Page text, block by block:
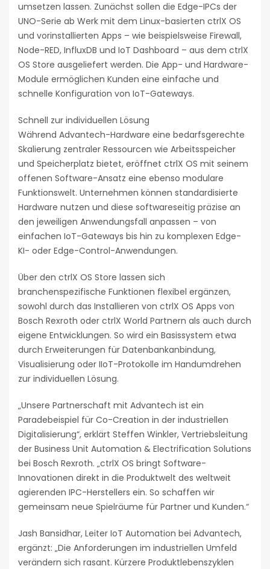
umsetzen lassen. Zunächst sollen die Edge-IPCs der
UNO-Serie ab Werk mit dem Linux-basierten ctrlX OS
und vorinstallierten Apps – wie beispielsweise Firewall,
Node-RED, InfluxDB und IoT Dashboard – aus dem ctrlX
OS Store ausgeliefert werden. Die App- und Hardware-
Module ermöglichen Kunden eine einfache und
schnelle Konfiguration von IoT-Gateways.
Schnell zur individuellen Lösung
Während Advantech-Hardware eine bedarfsgerechte
Skalierung zentraler Ressourcen wie Arbeitsspeicher
und Speicherplatz bietet, eröffnet ctrlX OS mit seinem
offenen Software-Ansatz eine ebenso modulare
Funktionswelt. Unternehmen können standardisierte
Hardware nutzen und diese softwareseitig präzise an
den jeweiligen Anwendungsfall anpassen – von
einfachen IoT-Gateways bis hin zu komplexen Edge-
KI- oder Edge-Control-Anwendungen.
Über den ctrlX OS Store lassen sich
branchenspezifische Funktionen flexibel ergänzen,
sowohl durch das Installieren von ctrlX OS Apps von
Bosch Rexroth oder ctrlX World Partnern als auch durch
eigene Entwicklungen. So wird ein Basissystem etwa
durch Erweiterungen für Datenbankanbindung,
Visualisierung oder IIoT-Protokolle im Handumdrehen
zur individuellen Lösung.
„Unsere Partnerschaft mit Advantech ist ein
Paradebeispiel für Co-Creation in der industriellen
Digitalisierung“, erklärt Steffen Winkler, Vertriebsleitung
der Business Unit Automation & Electrification Solutions
bei Bosch Rexroth. „ctrlX OS bringt Software-
Innovationen direkt in die Produktwelt des weltweit
agierenden IPC-Herstellers ein. So schaffen wir
gemeinsam neue Spielräume für Partner und Kunden.“
Jash Bansidhar, Leiter IoT Automation bei Advantech,
ergänzt: „Die Anforderungen im industriellen Umfeld
verändern sich rasant. Kürzere Produktlebenszyklen